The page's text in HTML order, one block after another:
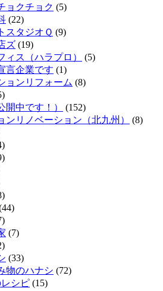
ョクチョク (5)
(22)
スタジオＱ (9)
ズ (19)
ィス（ハラプロ）
(5)
言企業です (1)
ョンリフォーム (8)
開中です！）
(152)
ンリノベーション（北九州）
(8)
(7)
(33)
物のハナシ (72)
シピ (15)